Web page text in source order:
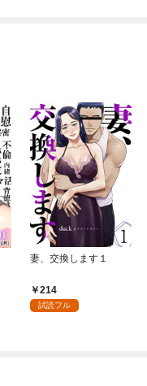
妻、交換します１
214
試読フル